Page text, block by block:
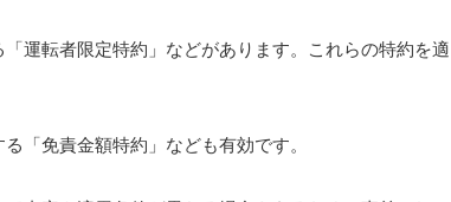
運転者限定特約」などがあります。これらの特約を適
「免責金額特約」なども有効です。